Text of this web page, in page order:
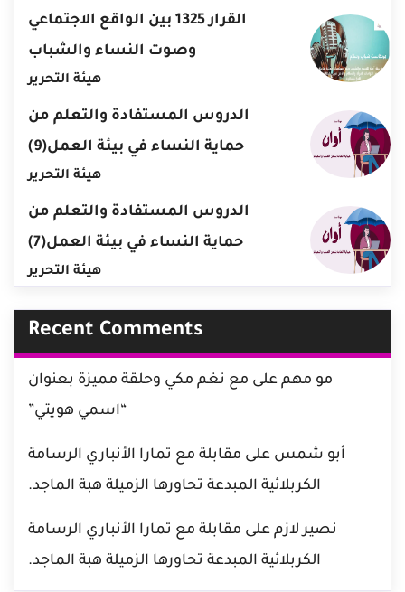
القرار 1325 بين الواقع الاجتماعي
وصوت النساء والشباب
هيئة التحرير
الدروس المستفادة والتعلم من
حماية النساء في بيئة العمل(9)
هيئة التحرير
الدروس المستفادة والتعلم من
حماية النساء في بيئة العمل(7)
هيئة التحرير
Recent Comments
مو مهم على مع نغم مكي وحلقة مميزة بعنوان
“اسمي هويتي”
أبو شمس على مقابلة مع تمارا الأنباري الرسامة
الكربلائية المبدعة تحاورها الزميلة هبة الماجد.
نصير لازم على مقابلة مع تمارا الأنباري الرسامة
الكربلائية المبدعة تحاورها الزميلة هبة الماجد.